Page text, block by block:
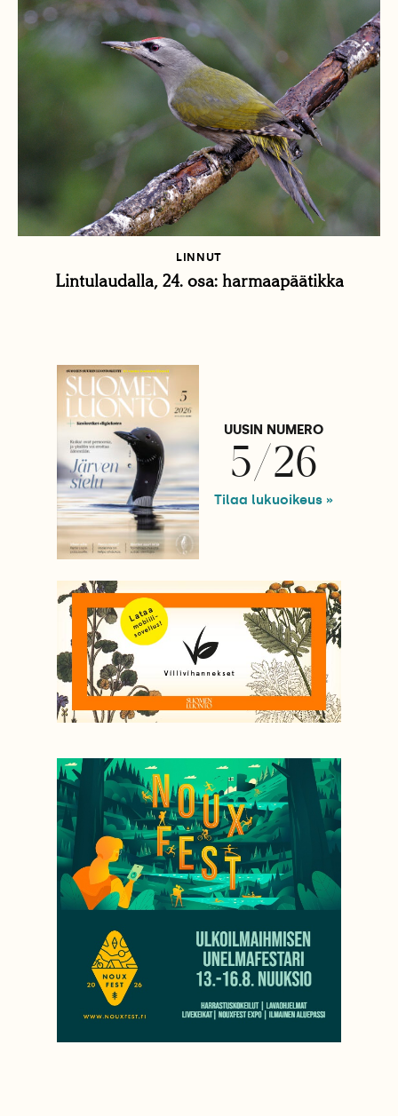
LINNUT
Lintulaudalla, 24. osa: harmaapäätikka
UUSIN NUMERO
5/26
Tilaa lukuoikeus »